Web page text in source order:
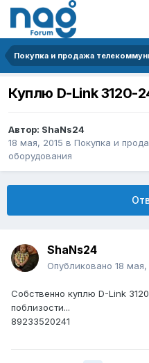
Куплю D-Link 3120-
Автор: ShaNs24
18 мая, 2015 в Покупка и
оборудования
ShaNs24
Опубликовано 18 мая,
Собственно куплю D-Link
поблизости...
89233520241